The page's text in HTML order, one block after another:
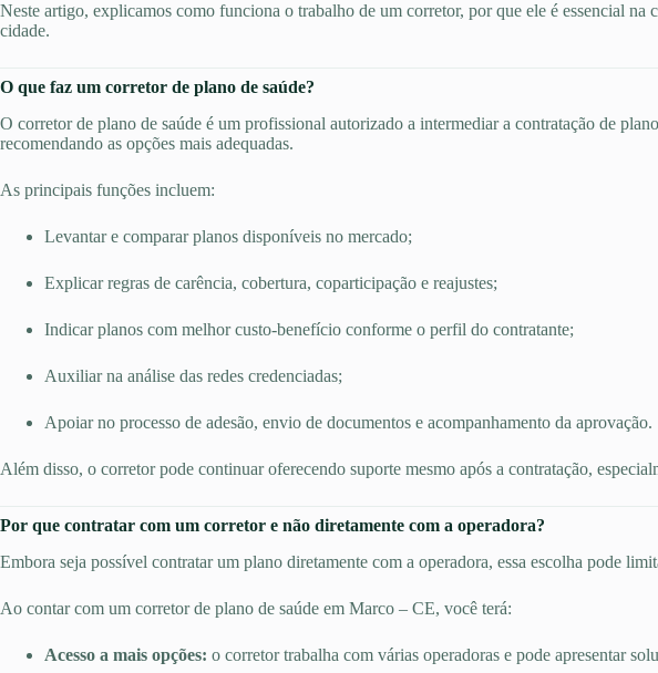
Neste artigo, explicamos como funciona o trabalho de um corretor, por que ele é essencial
cidade.
O que faz um corretor de plano de saúde?
O corretor de plano de saúde é um profissional autorizado a intermediar a contratação de
recomendando as opções mais adequadas.
As principais funções incluem:
Levantar e comparar planos disponíveis no mercado;
Explicar regras de carência, cobertura, coparticipação e reajustes;
Indicar planos com melhor custo-benefício conforme o perfil do contratante;
Auxiliar na análise das redes credenciadas;
Apoiar no processo de adesão, envio de documentos e acompanhamento da aprovação.
Além disso, o corretor pode continuar oferecendo suporte mesmo após a contratação,
Por que contratar com um corretor e não diretamente com a operadora?
Embora seja possível contratar um plano diretamente com a operadora, essa escolha pode
Ao contar com um corretor de plano de saúde em Marco – CE, você terá:
Acesso a mais opções: o corretor trabalha com várias operadoras e pode apresentar